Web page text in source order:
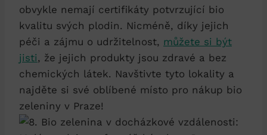
obvykle nemají certifikáty potvrzující bio
kvalitu svých plodin. Nicméně, díky jejich
péči a zájmu o udržitelnost, můžete si být
jisti, ⁢že jejich⁢ produkty jsou zdravé a ⁤bez
chemických látek. Navštivte tyto ⁣lokality a
najděte si své oblíbené místo pro nákup bio
zeleniny ⁤v Praze!